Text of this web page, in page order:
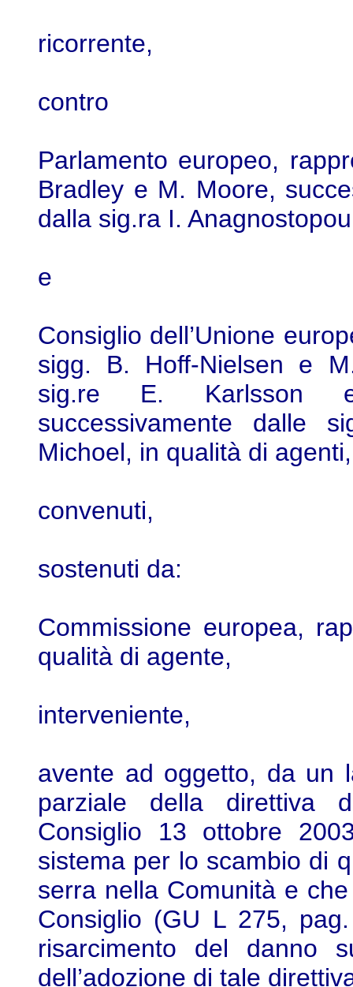
ricorrente,
contro
Parlamento europeo,
Bradley e M. Moore,
dalla sig.ra I.
e
Consiglio dell’Unione
sigg. B. Hoff-Nielsen e
sig.re E. Karlsson
successivamente dalle
Michoel, in qualità di agenti,
convenuti,
sostenuti da:
Commissione europea,
qualità di agente,
interveniente,
avente ad oggetto, da un
parziale della direttiva
Consiglio 13 ottobre
sistema per lo scambio di
serra nella Comunità e
Consiglio (GU L 275,
risarcimento del danno
dell’adozione di tale